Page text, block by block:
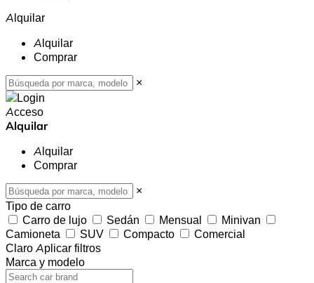
Alquilar
Alquilar
Comprar
×
Acceso
Alquilar
Alquilar
Comprar
×
Tipo de carro
Carro de lujo
Sedán Mensual
Minivan
Camioneta
SUV Compacto
Comercial
Claro Aplicar filtros
Marca y modelo